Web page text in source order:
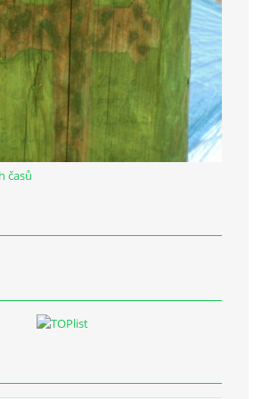
jednota "Komenský" v Choceradech z.s.
Chocerady 4
257 24 Chocerady
IČ: 498 28 614
Kontaktní osoba:
časů